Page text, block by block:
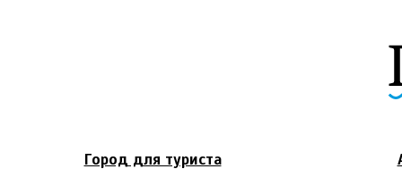
Город для туриста